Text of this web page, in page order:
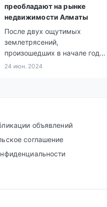
преобладают на рынке
недвижимости Алматы
После двух ощутимых
землетрясений,
произошедших в начале года
в городе, квартиры на
24 июн. 2024
объявлений
соглашение